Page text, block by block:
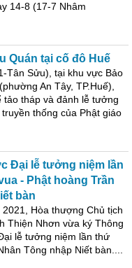
14-8 (17-7 Nhâm
Quán tại cố đô Huế
Tân Sửu), tại khu vực Bảo
An Tây, TP.Huế),
tảo tháp và đảnh lễ tưởng
thống của Phật giáo
Đại lễ tưởng niệm lần
- Phật hoàng Trần
bàn
Hòa thượng Chủ tịch
Thiện Nhơn vừa ký Thông
lễ tưởng niệm lần thứ
Tông nhập Niết bàn....